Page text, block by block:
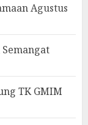
Agustus
TK GMIM